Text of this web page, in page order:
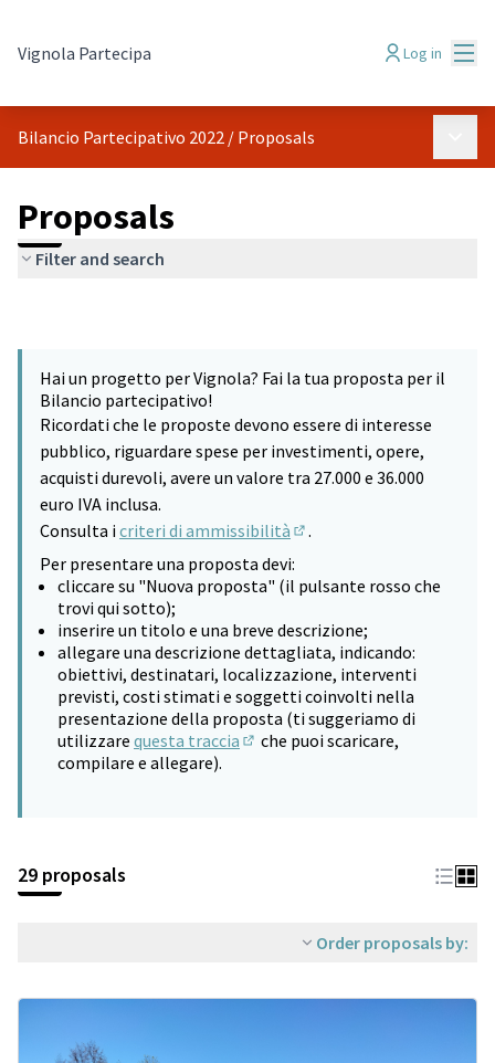
Vignola Partecipa Log in
Bilancio Partecipativo 2022 / Proposals
Proposals
Filter and search
Hai un progetto per Vignola? Fai la tua proposta per il
Bilancio partecipativo!
Ricordati che le proposte devono essere di interesse
pubblico, riguardare spese per investimenti, opere,
acquisti durevoli, avere un valore tra 27.000 e 36.000
euro IVA inclusa.
Consulta icriteri di ammissibilità
.
Per presentare una proposta devi:
cliccare su "Nuova proposta" (il pulsante rosso che
trovi qui sotto);
inserire un titolo e una breve descrizione;
allegare una descrizione dettagliata, indicando:
obiettivi, destinatari, localizzazione, interventi
previsti, costi stimati e soggetti coinvolti nella
presentazione della proposta (ti suggeriamo di
utilizzare questa traccia
(Opens in new tab)
che puoi scaricare,
compilare e allegare).
29 proposals
Order proposals by: